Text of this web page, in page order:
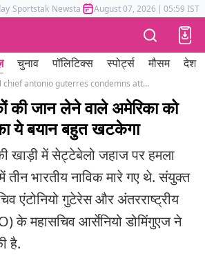
Sportstak Newstak Mumbai Tak Astrotak
August 07, 2026 | 05:59 IST
चुनाव पॉलिटिक्स स्पोर्ट्स मौसम देश
UN chief antonio guterres condemns attack on tanker that killed three indian seafarers
की जान लेने वाले अमेरिका को
ये बयान बहुत खटकेगा
खाड़ी में सेट्टेबेलो जहाज पर हमला
तीन भारतीय नाविक मारे गए थे. संयुक्त
एंटोनियो गुटेरेस और अंतरराष्ट्रीय
के महासचिव आर्सेनियो डोमिंगुएज ने
है.